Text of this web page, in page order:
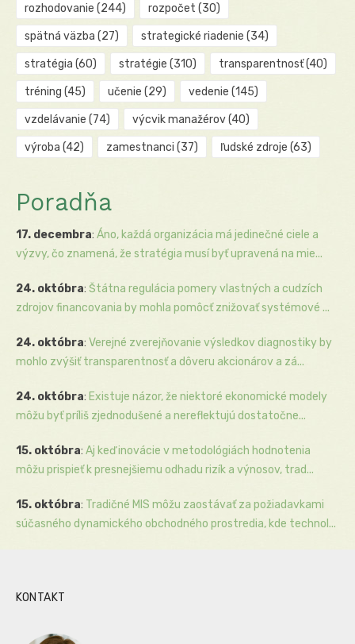
rozhodovanie (244) rozpočet (30)
spätná väzba (27) strategické riadenie (34)
stratégia (60) stratégie (310) transparentnosť(40)
tréning (45) učenie (29) vedenie (145)
vzdelávanie (74) výcvik manažérov(40)
výroba (42) zamestnanci (37) ľudské zdroje (63)
Poradňa
17. decembra: Áno, každá organizácia má jedinečné ciele a
výzvy, čo znamená, že stratégia musí byť upravená na mie...
24. októbra: Štátna regulácia pomery vlastných a cudzích
zdrojov financovania by mohla pomôcť znižovať systémové ...
24. októbra: Verejné zverejňovanie výsledkov diagnostiky by
mohlo zvýšiť transparentnosť a dôveru akcionárov a zá...
24. októbra: Existuje názor, že niektoré ekonomické modely
môžu byť príliš zjednodušené a nereflektujú dostatočne...
15. októbra: Aj keď inovácie v metodológiách hodnotenia
môžu prispieť k presnejšiemu odhadu rizík a výnosov, trad...
15. októbra: Tradičné MIS môžu zaostávať za požiadavkami
súčasného dynamického obchodného prostredia, kde technol...
KONTAKT